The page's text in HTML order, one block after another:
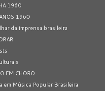
1960
1960
da imprensa brasileira
EM CHORO
em Música Popular Brasileira